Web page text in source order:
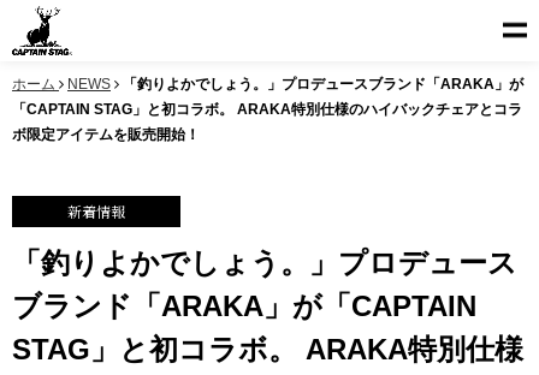
ホーム NEWS
「釣りよかでしょう。」プロデュースブランド「ARAKA」が
「CAPTAIN STAG」と初コラボ。 ARAKA特別仕様のハイバックチェアとコラ
ボ限定アイテムを販売開始！
新着情報
「釣りよかでしょう。」プロデュース
ブランド「ARAKA」が「CAPTAIN
STAG」と初コラボ。 ARAKA特別仕様